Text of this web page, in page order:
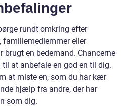
rundt omkring efter
familiemedlemmer eller
brugt en bedemand. Chancerne
at anbefale en god en til dig.
at miste en, som du har kær
hjælp fra andre, der har
som dig.